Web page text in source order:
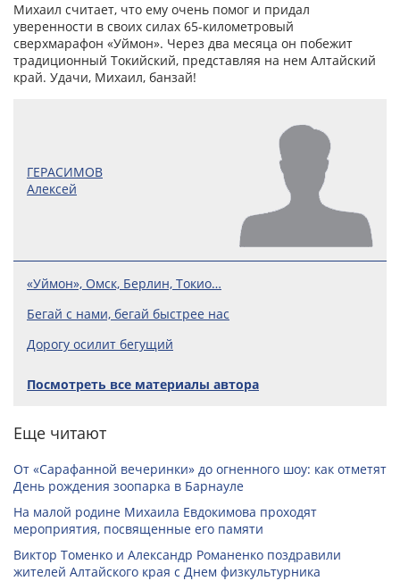
Михаил считает, что ему очень помог и придал
уверенности в своих силах 65-километровый
сверхмарафон «Уймон». Через два месяца он побежит
традиционный Токийский, представляя на нем Алтайский
край. Удачи, Михаил, банзай!
ГЕРАСИМОВ
Алексей
«Уймон», Омск, Берлин, Токио…
Бегай с нами, бегай быстрее нас
Дорогу осилит бегущий
Посмотреть все материалы автора
Еще читают
От «Сарафанной вечеринки» до огненного шоу: как отметят
День рождения зоопарка в Барнауле
На малой родине Михаила Евдокимова проходят
мероприятия, посвященные его памяти
Виктор Томенко и Александр Романенко поздравили
жителей Алтайского края с Днем физкультурника